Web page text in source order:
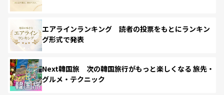
エアラインランキング 読者の投票をもとにランキン
グ形式で発表
Next韓国旅 次の韓国旅行がもっと楽しくなる 旅先・
グルメ・テクニック